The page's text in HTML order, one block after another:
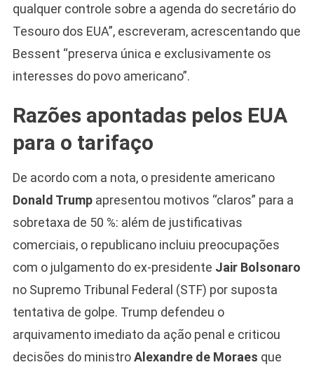
qualquer controle sobre a agenda do secretário do
Tesouro dos EUA”, escreveram, acrescentando que
Bessent “preserva única e exclusivamente os
interesses do povo americano”.
Razões apontadas pelos EUA
para o tarifaço
De acordo com a nota, o presidente americano
Donald Trumpapresentou motivos “claros” para a
sobretaxa de 50 %: além de justificativas
comerciais, o republicano incluiu preocupações
com o julgamento do ex-presidente Jair Bolsonaro
no Supremo Tribunal Federal (STF) por suposta
tentativa de golpe. Trump defendeu o
arquivamento imediato da ação penal e criticou
decisões do ministroAlexandre de Moraes que